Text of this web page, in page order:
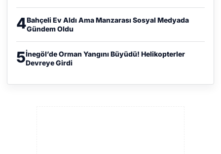
4Bahçeli Ev Aldı Ama Manzarası Sosyal Medyada
Gündem Oldu
5İnegöl’de Orman Yangını Büyüdü! Helikopterler
Devreye Girdi